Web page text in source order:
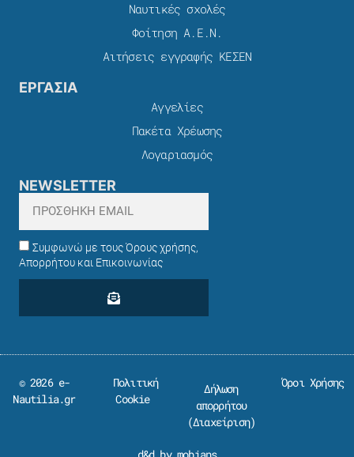
Ναυτικές σχολές
Φοίτηση Α.Ε.Ν.
Αιτήσεις εγγραφής ΚΕΣΕΝ
ΕΡΓΑΣΙΑ
Αγγελίες
Πακέτα Χρέωσης​
Λογαριασμός
NEWSLETTER
Συμφωνώ με τους Όρους χρήσης,
Απορρήτου και Επικοινωνίας
© 2026 e-
Nautilia.gr
Πολιτική
Cookie
Δήλωση
απορρήτου
(Διαχείριση)
Όροι Χρήσης